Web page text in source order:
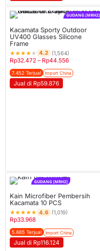
GUDANG [MRH2]
Kacamata Sporty Outdoor
UV400 Glasses Silicone
Frame
★★★★ ★ 4.2 (1,564)
Rp32.472 – Rp44.556
7.452 Terjual Import China
Jual di Rp59.876
GUDANG [MRH2]
Kain Microfiber Pembersih
Kacamata 10 PCS
★★★★★ 4.6 (1,019)
Rp33.968
5.665 Terjual Import China
Jual di Rp116.124